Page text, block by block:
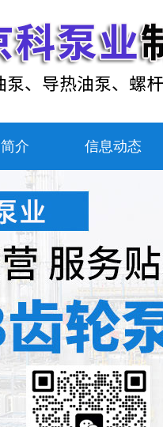
介 信息动态